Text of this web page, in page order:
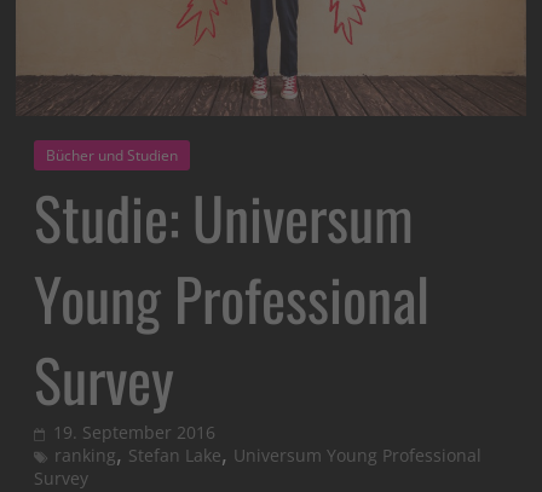
Bücher und Studien
Studie: Universum
Young Professional
Survey
19. September 2016
ranking, Stefan Lake, Universum Young Professional
Survey